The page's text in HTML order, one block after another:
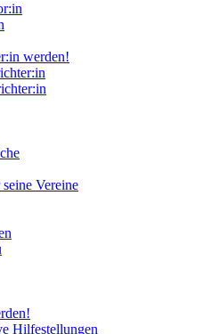
werden!
Vereine
Hilfestellungen